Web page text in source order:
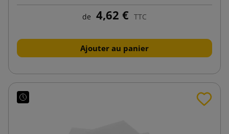
de 4,62 € TTC
Ajouter au panier